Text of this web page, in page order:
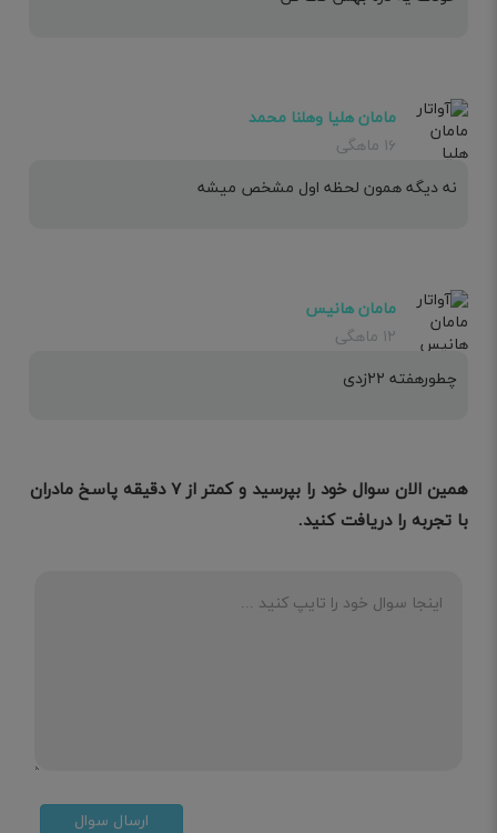
مامان هلیا وهلنا محمد
۱۶ ماهگی
نه دیگه همون لحظه اول مشخص میشه
مامان هانیس
۱۲ ماهگی
چطورهفته ۲۲زدی
همین الان سوال خود را بپرسید و کمتر از ۷ دقیقه پاسخ مادران
با تجربه را دریافت کنید.
ارسال سوال